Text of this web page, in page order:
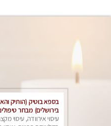
בספא בוטיק (הותיק
בירושלים) מבחר
עם שמנים חמים לגוף
עיסוי אירוודה, עיסוי